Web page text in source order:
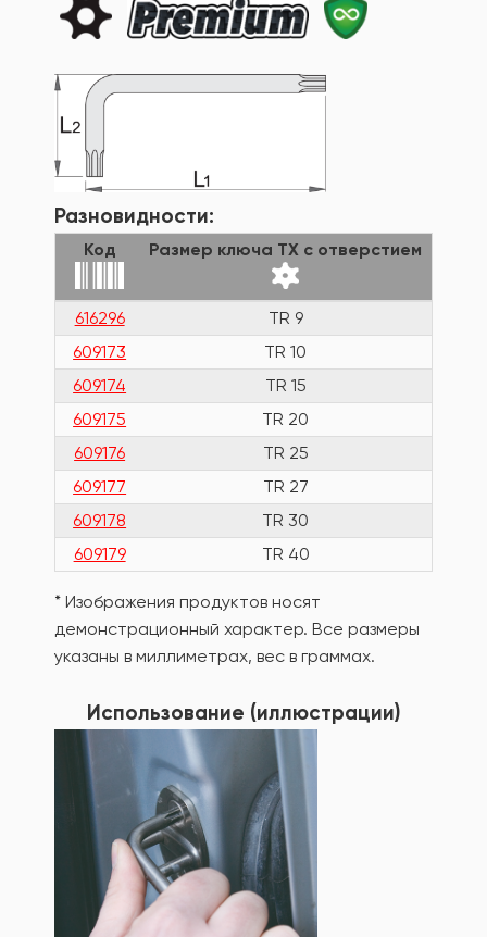
Разновидности:
Код Размер ключа TX с отверстием
616296 TR 9
609173
TR 10
609174
TR 15
609175
TR 20
609176
TR 25
609177
TR 27
609178
TR 30
609179
TR 40
* Изображения продуктов носят
демонстрационный характер. Все размеры
указаны в миллиметрах, вес в граммах.
Использование (иллюстрации)